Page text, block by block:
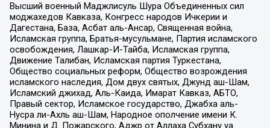
Высший военный Маджлисуль Шура Объединенных сил
моджахедов Кавказа, Конгресс народов Ичкерии и
Дагестана, База, Асбат аль-Ансар, Священная война,
Исламская группа, Братья-мусульмане, Партия исламского
освобождения, Лашкар-И-Тайба, Исламская группа,
Движение Талибан, Исламская партия Туркестана,
Общество социальных реформ, Общество возрождения
исламского наследия, Дом двух святых, Джунд аш-Шам,
Исламский джихад, Аль-Каида, Имарат Кавказ, АБТО,
Правый сектор, Исламское государство, Джабха аль-
Нусра ли-Ахль аш-Шам, Народное ополчение имени К.